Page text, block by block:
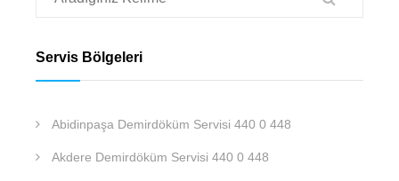
Servis Bölgeleri
Abidinpaşa Demirdöküm Servisi 440 0 448
Akdere Demirdöküm Servisi 440 0 448